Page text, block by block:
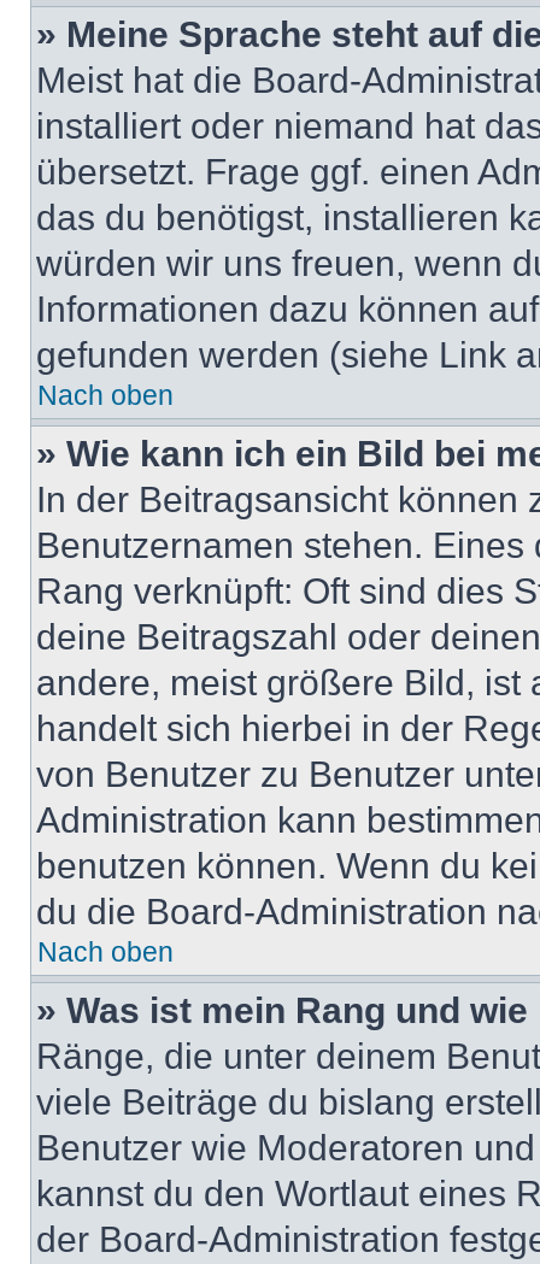
» Meine Sprache steht auf
Meist hat die Board-
installiert oder niemand hat
übersetzt. Frage ggf. einen
das du benötigst, installieren
würden wir uns freuen, wenn
Informationen dazu können
gefunden werden (siehe Link
Nach oben
» Wie kann ich ein Bild bei
In der Beitragsansicht können
Benutzernamen stehen.
Rang verknüpft: Oft sind dies
deine Beitragszahl oder
andere, meist größere Bild, ist
handelt sich hierbei in der
von Benutzer zu Benutzer
Administration kann
benutzen können. Wenn du
du die Board-Administration
Nach oben
» Was ist mein Rang und
Ränge, die unter deinem
viele Beiträge du bislang
Benutzer wie Moderatoren
kannst du den Wortlaut eines
der Board-Administration